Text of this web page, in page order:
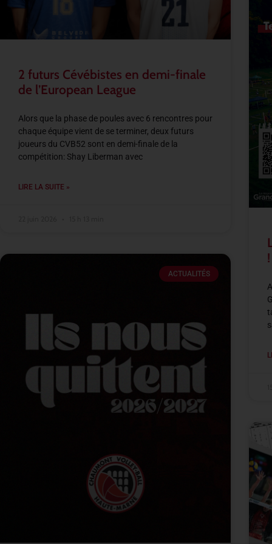
2 futurs Cévébistes en demi-finale
de l’European League
Alors que la phase de poules avec 6 rencontres pour
chaque équipe vient de se terminer, deux futurs
joueurs du CVB52 sont en demi-finale de la
compétition: Shay Liberman avec
LIRE LA SUITE »
!
ACTUALITÉS